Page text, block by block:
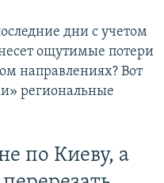
дни с учетом
ощутимые потери
направлениях? Вот
региональные
по Киеву, а